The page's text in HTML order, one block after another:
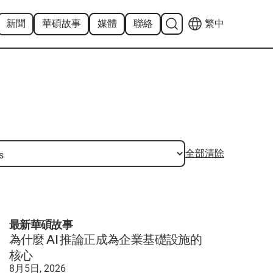
新聞 華碩故事 媒體 聯絡 繁中
全部清除
最新華碩故事
為什麼 AI 推論正成為企業基礎設施的
核心
8月5日, 2026